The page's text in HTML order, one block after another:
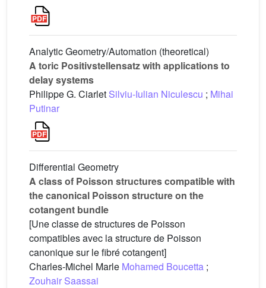
Analytic Geometry/Automation (theoretical)
A toric Positivstellensatz with applications to
delay systems
Philippe G. Ciarlet Silviu-Iulian Niculescu ; Mihai
Putinar
Differential Geometry
A class of Poisson structures compatible with
the canonical Poisson structure on the
cotangent bundle
[Une classe de structures de Poisson
compatibles avec la structure de Poisson
canonique sur le fibré cotangent]
Charles-Michel Marle Mohamed Boucetta ;
Zouhair Saassai